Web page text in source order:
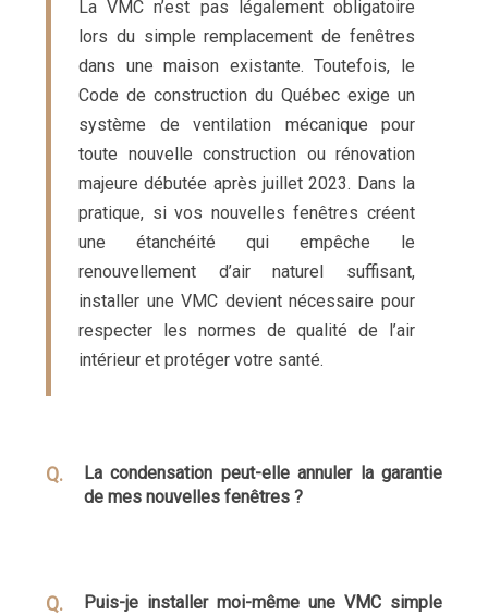
La VMC n’est pas légalement obligatoire
lors du simple remplacement de fenêtres
dans une maison existante. Toutefois, le
Code de construction du Québec exige un
système de ventilation mécanique pour
toute nouvelle construction ou rénovation
majeure débutée après juillet 2023. Dans la
pratique, si vos nouvelles fenêtres créent
une étanchéité qui empêche le
renouvellement d’air naturel suffisant,
installer une VMC devient nécessaire pour
respecter les normes de qualité de l’air
intérieur et protéger votre santé.
La condensation peut-elle annuler la garantie
de mes nouvelles fenêtres ?
Puis-je installer moi-même une VMC simple